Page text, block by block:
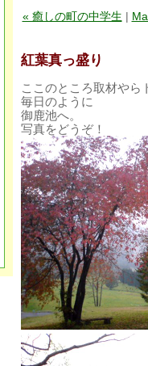
« 癒しの町の中学生 |
紅葉真っ盛り
ここのところ取材やら
毎日のように
御鹿池へ。
写真をどうぞ！